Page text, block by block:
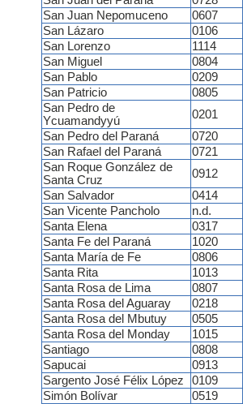
San Juan Nepomuceno
0607
San Lázaro
0106
San Lorenzo
1114
San Miguel
0804
San Pablo
0209
San Patricio
0805
San Pedro de
Ycuamandyyú
0201
San Pedro del Paraná
0720
San Rafael del Paraná
0721
San Roque González de
Santa Cruz
0912
San Salvador
0414
San Vicente Pancholo
n.d.
Santa Elena
0317
Santa Fe del Paraná
1020
Santa María de Fe
0806
Santa Rita
1013
Santa Rosa de Lima
0807
Santa Rosa del Aguaray
0218
Santa Rosa del Mbutuy
0505
Santa Rosa del Monday
1015
Santiago
0808
Sapucai
0913
Sargento José Félix López
0109
Simón Bolívar
0519